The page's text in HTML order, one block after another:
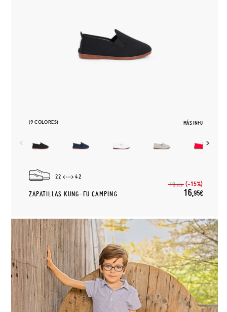
(9 COLORES) MÁS INFO
22 42
ZAPATILLAS KUNG-FU CAMPING
19,95€ (-15%)
16,95€